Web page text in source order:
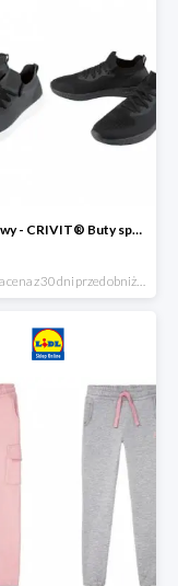
Hit cenowy - CRIVIT® Buty sportowe chłopięce WellWalk, 1 para
*najniższa cena z 30 dni przed obniżką